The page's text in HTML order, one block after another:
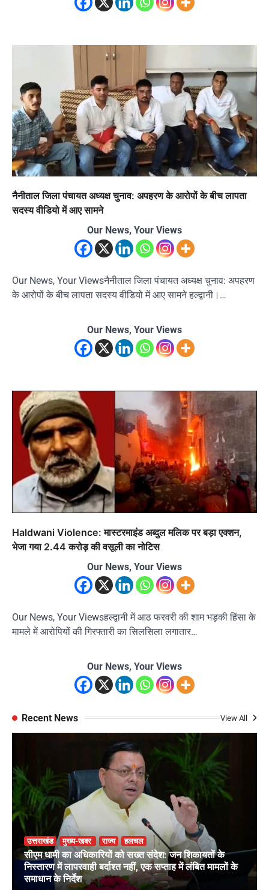
नैनीताल जिला पंचायत अध्यक्ष चुनाव: अपहरण के आरोपों के बीच लापता
सदस्य वीडियो में आए सामने
Our News, Your Views
Our News, Your Viewsनैनीताल जिला पंचायत अध्यक्ष चुनाव: अपहरण
के आरोपों के बीच लापता सदस्य वीडियो में आए सामने हल्द्वानी।…
Our News, Your Views
Haldwani Violence: मास्टरमाइंड अब्दुल मलिक पर बड़ा एक्शन,
भेजा गया 2.44 करोड़ की वसूली का नोटिस
Our News, Your Views
Our News, Your Viewsहल्द्वानी में आठ फरवरी की शाम भड़की हिंसा के
मामले में आरोपियों की गिरफ्तारी का सिलसिला लगातार…
Our News, Your Views
Recent News View All
उत्तराखंड मुख्य-खबर राज्य हलचल
सीएम धामी का अधिकारियों को सख्त संदेश: जन शिकायतों के
निस्तारण में लापरवाही बर्दाश्त नहीं, एक सप्ताह में लंबित मामलों के
समाधान के निर्देश